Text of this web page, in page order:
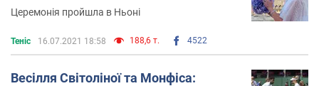
Церемонія пройшла в Ньоні
Теніс 16.07.2021 18:58 188,6 т. 4522
Весілля Світоліної та Монфіса: